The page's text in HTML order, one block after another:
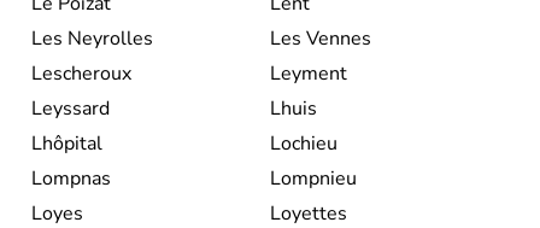
Les Neyrolles
Les Vennes
Lescheroux
Leyment
Leyssard
Lhuis
Lhôpital
Lochieu
Lompnas
Lompnieu
Loyes
Loyettes